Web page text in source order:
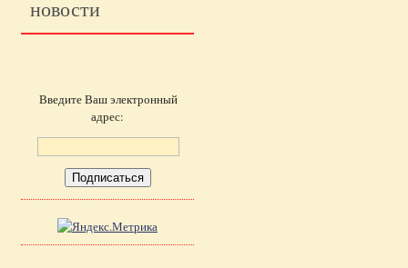
новости
Введите Ваш электронный
адрес: